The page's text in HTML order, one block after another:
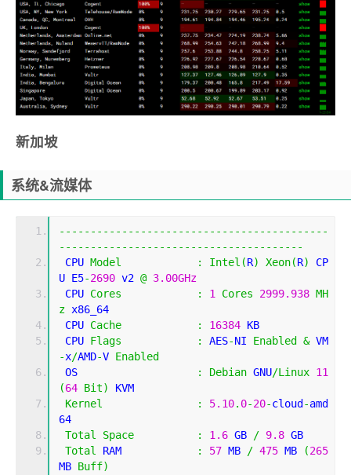
新加坡
系统&流媒体
-------------------------------------------
---------------------------------------
CPU Model : Intel (R) Xeon(R)
CP
U E5-2690 v2 @ 3.00GHz
CPU Cores : 1 Cores 2999.938 MH
z x86_64
CPU Cache : 16384 KB
CPU Flags : AES-NI Enabled & VM
-x/AMD-V Enabled
OS
: Debian GNU/Linux 11
(64 Bit)
KVM
Kernel
: 5.10. 0-20-cloud -amd
64
Total
Space : 1.6 GB / 9.8 GB
Total
RAM : 57 MB / 475 MB (265
MB Buff)